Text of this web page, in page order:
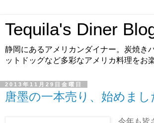
Tequila's Diner
静岡にあるアメリカンダイナー。炭焼き
ットドッグなど多彩なアメリカ料理をお
2013年11月29日金曜日
唐墨の一本売り、始めまし
今年も皆